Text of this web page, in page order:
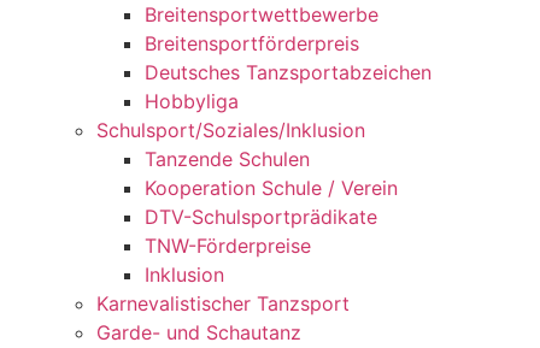
Breitensportwettbewerbe
Breitensportförderpreis
Deutsches Tanzsportabzeichen
Hobbyliga
Schulsport/Soziales/Inklusion
Tanzende Schulen
Kooperation Schule / Verein
DTV-Schulsportprädikate
TNW-Förderpreise
Inklusion
Karnevalistischer Tanzsport
Garde- und Schautanz